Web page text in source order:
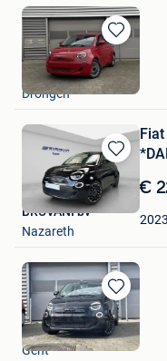
Bewaren
in
Mijn
Favorieten
Garage Gent Motors
Drongen
Bewaren
in
Mijn
Favorieten
€
2023
BRUVANI bv
Nazareth
Bewaren
in
Mijn
Favorieten
Garage Gent Motors
Gent